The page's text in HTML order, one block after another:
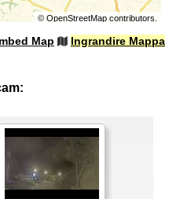
© OpenStreetMapcontributors.
Map Ingrandire Mappa